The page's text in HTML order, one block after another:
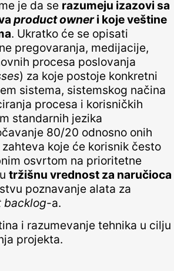
je da se razumeju izazovi sa
product owneri koje veštine
. Ukratko će se opisati
pregovaranja, medijacije,
procesa poslovanja
) za koje postoje konkretni
sistema, sistemskog načina
procesa i korisničkih
standarnih jezika
80/20 odnosno onih
koje će korisnik često
osvrtom na prioritetne
tržišnu vrednost za naručioca
poznavanje alata za
backlog-a.
i razumevanje tehnika u cilju
projekta.